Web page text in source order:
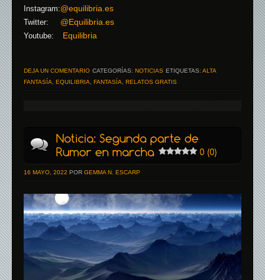
Instagram:@equilibria.es
Twitter: @Equilibria.es
Youtube: Equilibria
DEJA UN COMENTARIO CATEGORÍAS: NOTICIAS ETIQUETAS: ALTA
FANTASÍA
EQUILIBRIA FANTASÍA RELATOS GRATIS
16 MAYO, 2022 POR GEMMA N. ESCARP